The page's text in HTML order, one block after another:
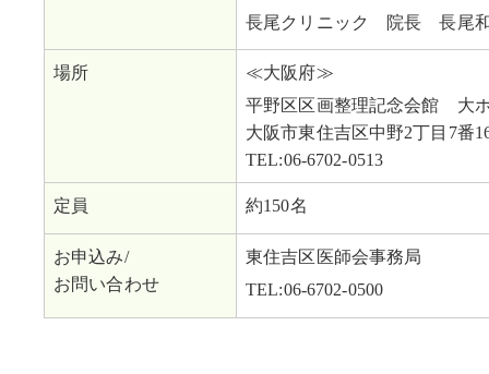
長尾クリニック 院長 長尾
場所
≪大阪府≫
平野区区画整理記念会館 大
大阪市東住吉区中野2丁目7番
TEL:06-6702-0513
定員 約150名
お申込み/
お問い合わせ
東住吉区医師会事務局
TEL:06-6702-0500